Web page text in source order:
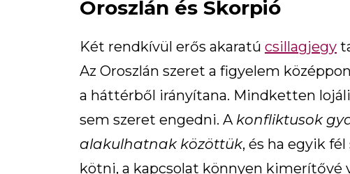
Oroszlán és Skorpió
Két rendkívül erős akaratú csillagjegy
Az Oroszlán szeret a figyelem
a háttérből irányítana. Mindketten
sem szeret engedni. A konfliktusok
alakulhatnak közöttük, és ha egyik
kötni, a kapcsolat könnyen kimerítővé